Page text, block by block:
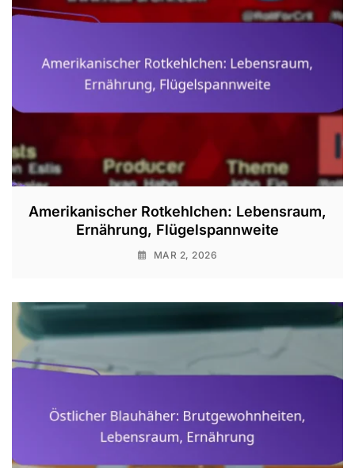
Amerikanischer Rotkehlchen: Lebensraum,
Ernährung, Flügelspannweite
MAR 2, 2026